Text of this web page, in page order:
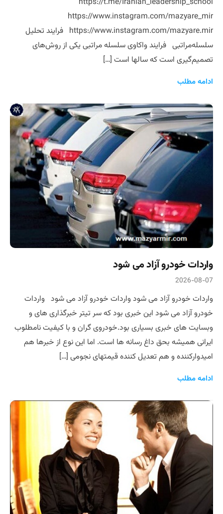
https://www.instagram.com/mazyare_mir
https://www.instagram.com/mazyare.mir فرایند تحلیل
سلسله‌مراتبی فرایند واکاوی سلسله مراتبی یکی از روش‌های
تصمیم‌گیری است که سالها است […]
ادامه مطلب
واردات خودرو آزاد می شود
2026-08-07
واردات خودرو آزاد می شود واردات خودرو آزاد می شود واردات
خودرو آزاد می شود این خبری بود که سر تیتر خبرگذاری های و
وبسایت های خبری بسیاری بود.خودروی گران و با کیفیت نامطلوب
ایرانی همیشه بحق داغ رسانه ها است. اما این نوع از خبرها هم
امیدوارکننده و هم تعدیل کننده قیمتهای نجومی […]
ادامه مطلب